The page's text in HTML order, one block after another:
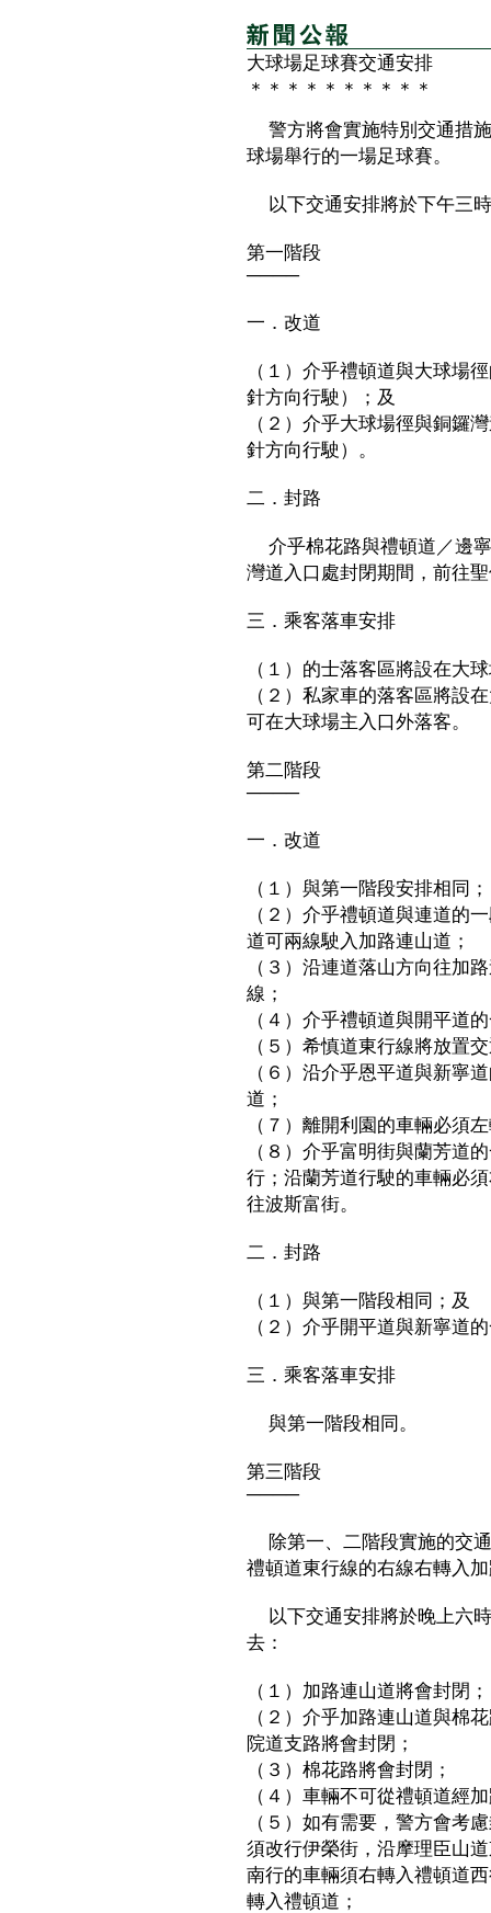
大球場足球賽交通安排
＊＊＊＊＊＊＊＊＊＊
警方將會實施特別交通措
球場舉行的一場足球賽。
以下交通安排將於下午三
第一階段
────
一．改道
（１）介乎禮頓道與大球場
針方向行駛）；及
（２）介乎大球場徑與銅鑼
針方向行駛）。
二．封路
介乎棉花路與禮頓道／邊
灣道入口處封閉期間，前往
三．乘客落車安排
（１）的士落客區將設在大
（２）私家車的落客區將設
可在大球場主入口外落客。
第二階段
────
一．改道
（１）與第一階段安排相同；
（２）介乎禮頓道與連道的
道可兩線駛入加路連山道；
（３）沿連道落山方向往加
線；
（４）介乎禮頓道與開平道
（５）希慎道東行線將放置
（６）沿介乎恩平道與新寧
道；
（７）離開利園的車輛必須
（８）介乎富明街與蘭芳道
行；沿蘭芳道行駛的車輛必
往波斯富街。
二．封路
（１）與第一階段相同；及
（２）介乎開平道與新寧道
三．乘客落車安排
與第一階段相同。
第三階段
────
除第一、二階段實施的交
禮頓道東行線的右線右轉入
以下交通安排將於晚上六
去：
（１）加路連山道將會封閉；
（２）介乎加路連山道與棉
院道支路將會封閉；
（３）棉花路將會封閉；
（４）車輛不可從禮頓道經
（５）如有需要，警方會考
須改行伊榮街，沿摩理臣山
南行的車輛須右轉入禮頓道
轉入禮頓道；